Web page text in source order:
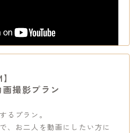
画撮影プラン
るプラン。
、お二人を動画にしたい方に